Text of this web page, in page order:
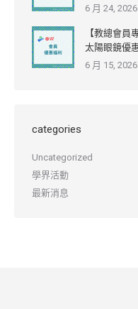
6 月 24, 2026
【教總會員
太陽眼鏡優
6 月 15, 2026
categories
Uncategorized
學界活動
最新消息